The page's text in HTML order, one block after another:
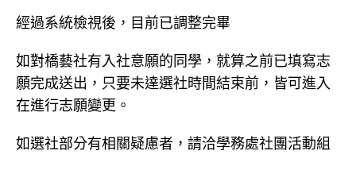
經過系統檢視後，目前已調整完畢
如對橋藝社有入社意願的同學，就算之前已填寫志
願完成送出，只要未達選社時間結束前，皆可進入
在進行志願變更。
如選社部分有相關疑慮者，請洽學務處社團活動組